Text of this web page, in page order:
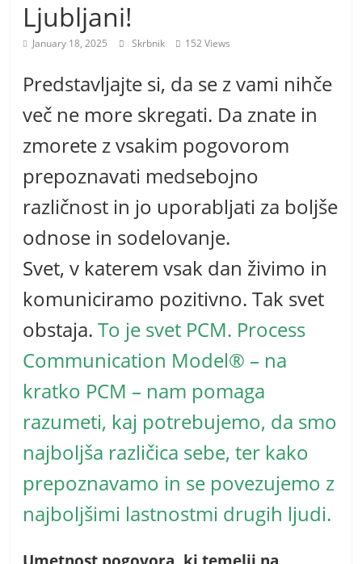
m
o
e
m
Ljubljani!
January 18, 2025 Skrbnik 152 Views
Predstavljajte si, da se z vami nihče
več ne more skregati. Da znate in
zmorete z vsakim pogovorom
prepoznavati medsebojno
različnost in jo uporabljati za boljše
odnose in sodelovanje.
Svet, v katerem vsak dan živimo in
komuniciramo pozitivno. Tak svet
obstaja.To je svet PCM. Process
Communication Model® – na
kratko PCM – nam pomaga
razumeti, kaj potrebujemo, da smo
najboljša različica sebe, ter kako
prepoznavamo in se povezujemo z
najboljšimi lastnostmi drugih ljudi.